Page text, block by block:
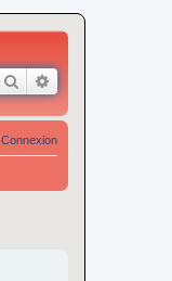
Rechercher
Connexion